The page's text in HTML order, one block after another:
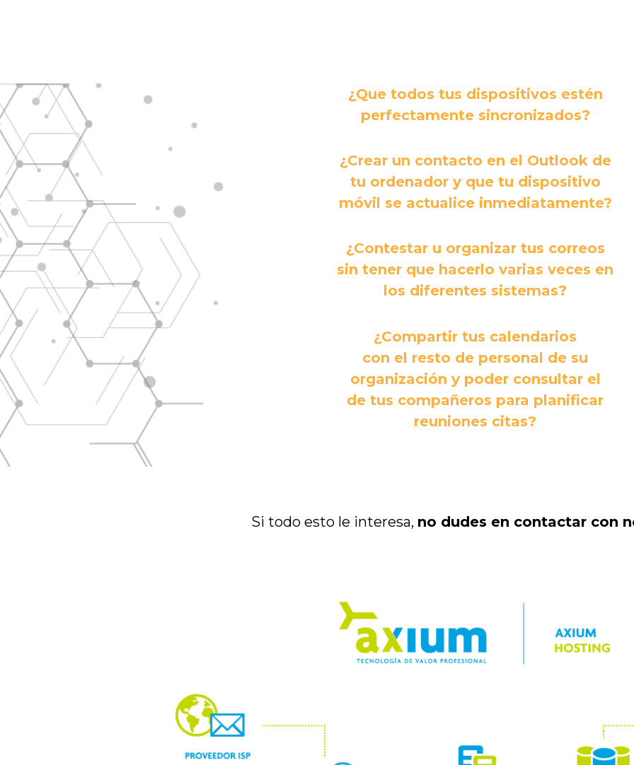
¿Que todos tus dispositivos estén
perfectamente sincronizados?
¿Crear un contacto en el Outlook de
tu ordenador y que tu dispositivo
móvil se actualice inmediatamente?
¿Contestar u organizar tus correos
sin tener que hacerlo varias veces en
los diferentes sistemas?
¿Compartir tus calendarios
con el resto de personal de su
organización y poder consultar el
de tus compañeros para planificar
reuniones citas?
Si todo esto le interesa, no dudes en contactar con